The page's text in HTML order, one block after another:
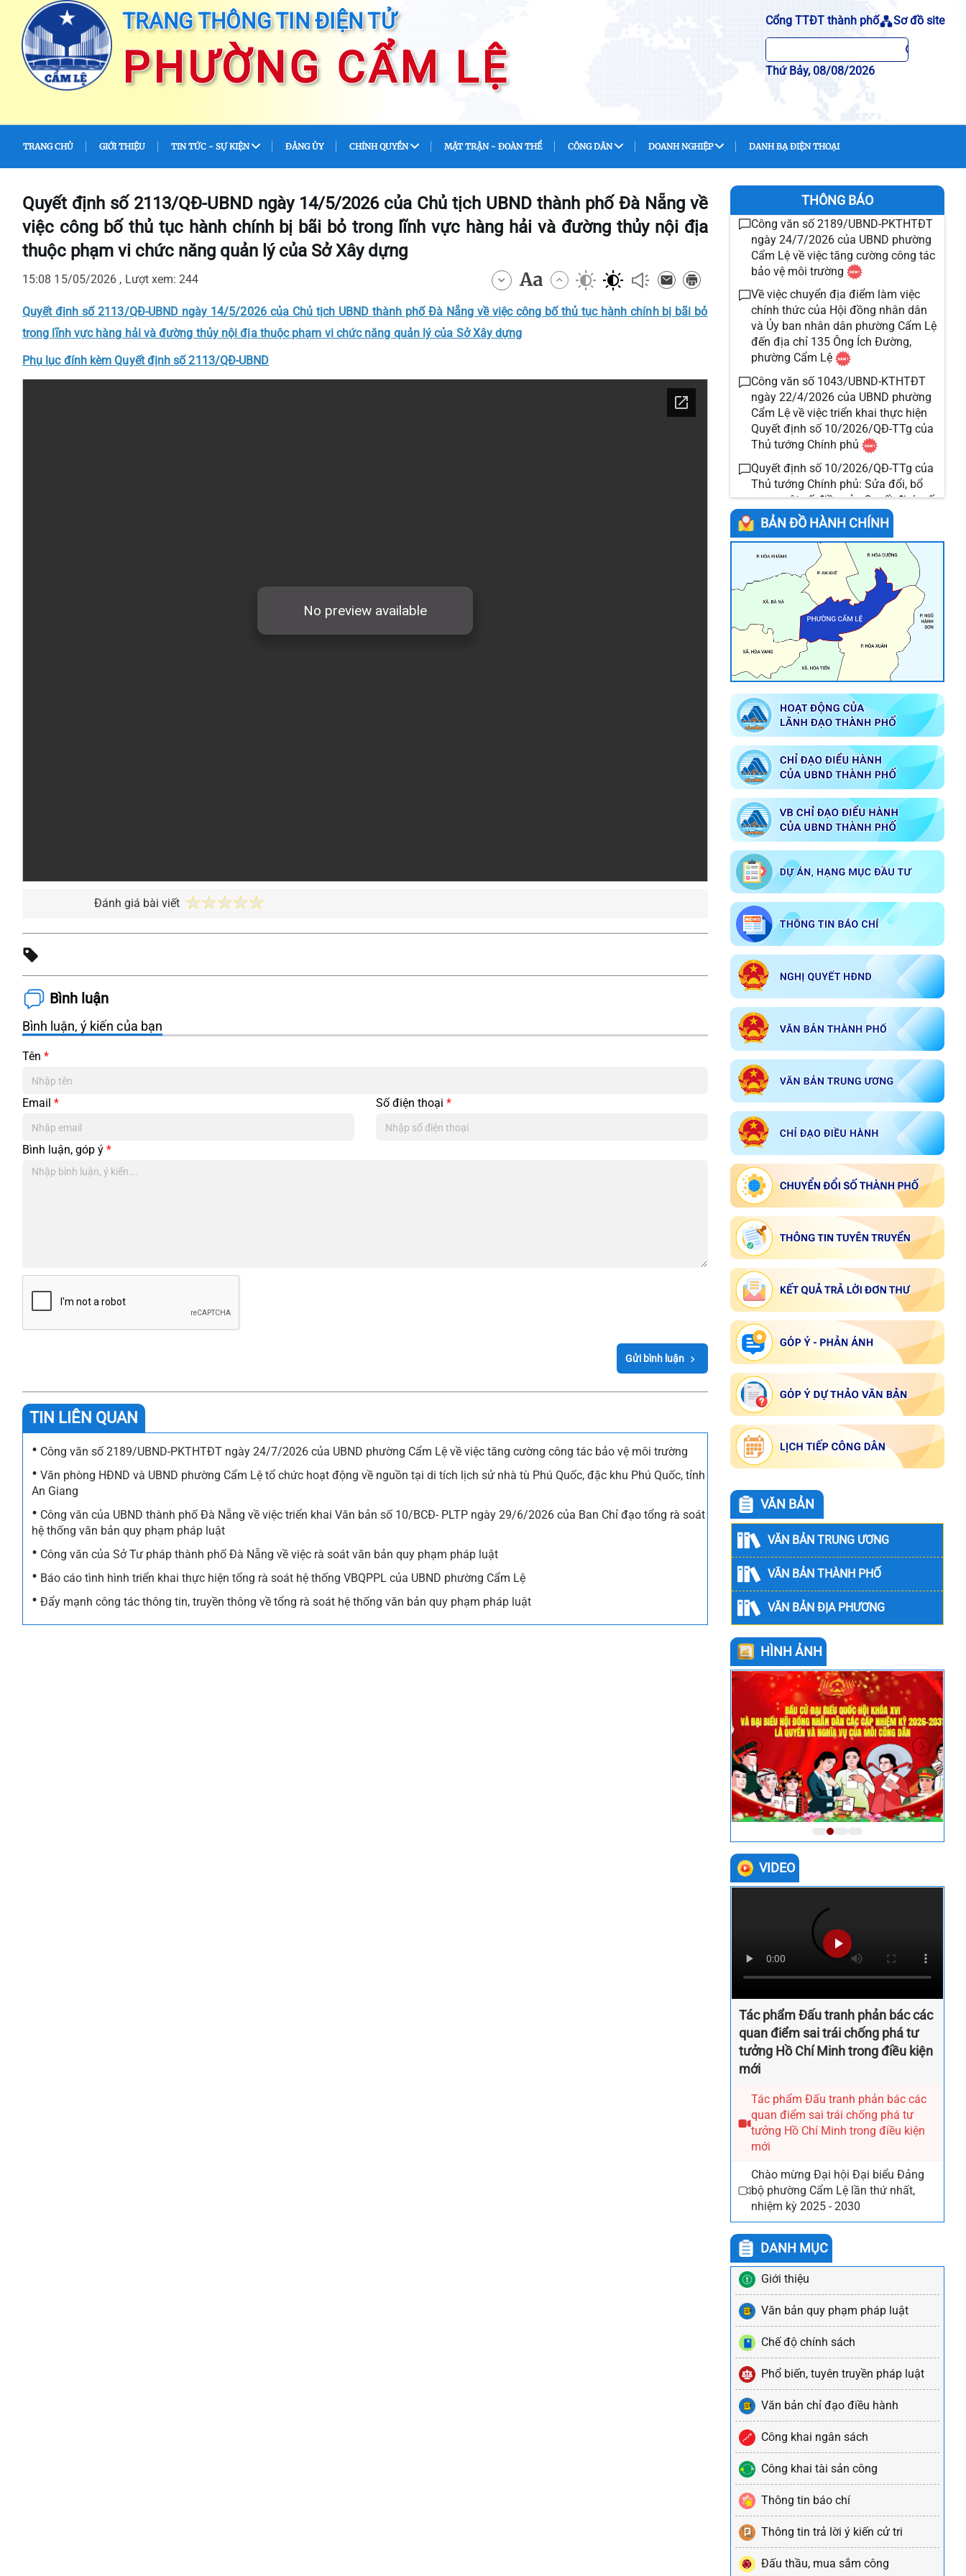
TRANG THÔNG TIN ĐIỆN TỬ
PHƯỜNG CẨM LỆ
Cổng TTĐT thành phố Sơ đồ site
Thứ Bảy, 08/08/2026
TRANG CHỦ GIỚI THIỆU TIN TỨC - SỰ KIỆN ĐẢNG ỦY CHÍNH QUYỀN MẶT TRẬN - ĐOÀN THỂ CÔNG DÂN DOANH NGHIỆP DANH BẠ ĐIỆN THOẠI
Quyết định số 2113/QĐ-UBND ngày 14/5/2026 của Chủ tịch UBND thành phố Đà Nẵng về
việc công bố thủ tục hành chính bị bãi bỏ trong lĩnh vực hàng hải và đường thủy nội địa
thuộc phạm vi chức năng quản lý của Sở Xây dựng
15:08 15/05/2026 , Lượt xem: 244
Quyết định số 2113/QĐ-UBND ngày 14/5/2026 của Chủ tịch UBND thành phố Đà Nẵng về việc công bố thủ tục hành chính bị bãi bỏ
trong lĩnhvực hàng hải và đường thủy nội địa thuộc phạm vi chức năng quản lý của Sở Xây dựng
Phụ lục đính kèmQuyết định số 2113/QĐ-UBND
Đánh giá bài viết
Bình luận
Bình luận, ý kiến của bạn
Tên*
Email* Số điện thoại*
Bình luận, góp ý*
Gửi bình luận
TIN LIÊN QUAN
• Công văn số 2189/UBND-PKTHTĐT ngày 24/7/2026 của UBND phường Cẩm Lệ về việc tăng cường công tác bảo vệ môi trường
• Văn phòng HĐND và UBND phường Cẩm Lệ tổ chức hoạt động về nguồn tại di tích lịch sử nhà tù Phú Quốc, đặc khu Phú Quốc, tỉnh
An Giang
• Công văn của UBND thành phố Đà Nẵng về việc triển khai Văn bản số 10/BCĐ- PLTP ngày 29/6/2026 của Ban Chỉ đạo tổng rà soát
hệ thống văn bản quy phạm pháp luật
• Công văn của Sở Tư pháp thành phố Đà Nẵng về việc rà soát văn bản quy phạm pháp luật
• Báo cáo tình hình triển khai thực hiện tổng rà soát hệ thống VBQPPL của UBND phường Cẩm Lệ
• Đẩy mạnh công tác thông tin, truyền thông về tổng rà soát hệ thống văn bản quy phạm pháp luật
THÔNG BÁO
Công văn số 2189/UBND-PKTHTĐT
ngày 24/7/2026 của UBND phường
Cẩm Lệ về việc tăng cường công tác
bảo vệ môi trường
Về việc chuyển địa điểm làm việc
chính thức của Hội đồng nhân dân
và Ủy ban nhân dân phường Cẩm Lệ
đến địa chỉ 135 Ông Ích Đường,
phường Cẩm Lệ
Công văn số 1043/UBND-KTHTĐT
ngày 22/4/2026 của UBND phường
Cẩm Lệ về việc triển khai thực hiện
Quyết định số 10/2026/QĐ-TTg của
Thủ tướng Chính phủ
Quyết định số 10/2026/QĐ-TTg của
Thủ tướng Chính phủ: Sửa đổi, bổ
sung một số điều của Quyết định số
15/2025/QĐ-TTg ngày 14 tháng 6
năm 2025 của Thủ tướng Chính phủ
quy định tiêu chuẩn, định mức sử
dụng máy móc, thiết bị
Triển khai hệ thống khảo sát mức độ
hài lòng người dân, doanh nghiệp
đối với chất lượng cung ứng dịch vụ
công tại UBND phường Cẩm Lệ
Về việc giới thiệu chức danh và chữ
ký Chủ tịch, các Phó Chủ tịch Ủy ban
2026-2031
Chương trình phát thanh 014
Kế hoạch Tổ chức đăng ký nghĩa vụ
quân sự năm 2026
Tuyên truyền Bầu cử Đại biểu Quốc
hội khóa XVI và Đại biểu Hội đồng
nhân dân các cấp nhiệm kỳ 2026-
2031
Về việc công bố danh sách chính
thức những người ứng cử đại biểu
Hội đồng nhân dân phường Cẩm Lệ
khóa I nhiệm kỳ 2026 – 2031 theo
từng đơn vị bầu cử
BẢN ĐỒ HÀNH CHÍNH
VĂN BẢN
VĂN BẢN TRUNG ƯƠNG
VĂN BẢN THÀNH PHỐ
VĂN BẢN ĐỊA PHƯƠNG
HÌNH ẢNH
VIDEO
Tác phẩm Đấu tranh phản bác các
quan điểm sai trái chống phá tư
tưởng Hồ Chí Minh trong điều kiện
mới
Tác phẩm Đấu tranh phản bác các
quan điểm sai trái chống phá tư
tưởng Hồ Chí Minh trong điều kiện
mới
Chào mừng Đại hội Đại biểu Đảng
bộ phường Cẩm Lệ lần thứ nhất,
nhiệm kỳ 2025 - 2030
DANH MỤC
Giới thiệu
Văn bản quy phạm pháp luật
Chế độ chính sách
Phổ biến, tuyên truyền pháp luật
Văn bản chỉ đạo điều hành
Công khai ngân sách
Công khai tài sản công
Thông tin báo chí
Thông tin trả lời ý kiến cử tri
Đấu thầu, mua sắm công